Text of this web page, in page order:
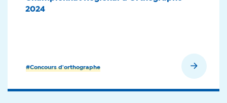
#Concours d'orthographe
2024